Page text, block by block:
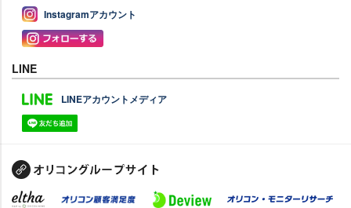
Instagramアカウント
LINE
LINEアカウントメディア